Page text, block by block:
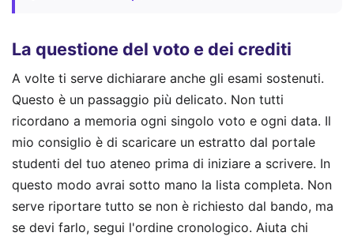
La questione del voto e dei crediti
A volte ti serve dichiarare anche gli esami sostenuti.
Questo è un passaggio più delicato. Non tutti
ricordano a memoria ogni singolo voto e ogni data. Il
mio consiglio è di scaricare un estratto dal portale
studenti del tuo ateneo prima di iniziare a scrivere. In
questo modo avrai sotto mano la lista completa. Non
serve riportare tutto se non è richiesto dal bando, ma
se devi farlo, segui l'ordine cronologico. Aiuta chi